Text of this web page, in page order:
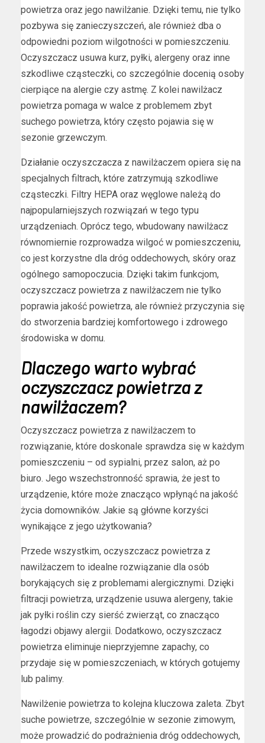
powietrza oraz jego nawilżanie. Dzięki temu, nie tylko
pozbywa się zanieczyszczeń, ale również dba o
odpowiedni poziom wilgotności w pomieszczeniu.
Oczyszczacz usuwa kurz, pyłki, alergeny oraz inne
szkodliwe cząsteczki, co szczególnie docenią osoby
cierpiące na alergie czy astmę. Z kolei nawilżacz
powietrza pomaga w walce z problemem zbyt
suchego powietrza, który często pojawia się w
sezonie grzewczym.
Działanie oczyszczacza z nawilżaczem opiera się na
specjalnych filtrach, które zatrzymują szkodliwe
cząsteczki. Filtry HEPA oraz węglowe należą do
najpopularniejszych rozwiązań w tego typu
urządzeniach. Oprócz tego, wbudowany nawilżacz
równomiernie rozprowadza wilgoć w pomieszczeniu,
co jest korzystne dla dróg oddechowych, skóry oraz
ogólnego samopoczucia. Dzięki takim funkcjom,
oczyszczacz powietrza z nawilżaczem nie tylko
poprawia jakość powietrza, ale również przyczynia się
do stworzenia bardziej komfortowego i zdrowego
środowiska w domu.
Dlaczego warto wybrać
oczyszczacz powietrza z
nawilżaczem?
Oczyszczacz powietrza z nawilżaczem to
rozwiązanie, które doskonale sprawdza się w każdym
pomieszczeniu – od sypialni, przez salon, aż po
biuro. Jego wszechstronność sprawia, że jest to
urządzenie, które może znacząco wpłynąć na jakość
życia domowników. Jakie są główne korzyści
wynikające z jego użytkowania?
Przede wszystkim, oczyszczacz powietrza z
nawilżaczem to idealne rozwiązanie dla osób
borykających się z problemami alergicznymi. Dzięki
filtracji powietrza, urządzenie usuwa alergeny, takie
jak pyłki roślin czy sierść zwierząt, co znacząco
łagodzi objawy alergii. Dodatkowo, oczyszczacz
powietrza eliminuje nieprzyjemne zapachy, co
przydaje się w pomieszczeniach, w których gotujemy
lub palimy.
Nawilżenie powietrza to kolejna kluczowa zaleta. Zbyt
suche powietrze, szczególnie w sezonie zimowym,
może prowadzić do podrażnienia dróg oddechowych,